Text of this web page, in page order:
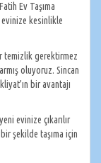
Ev Taşıma
evinize kesinlikle
temizlik gerektirmez
oluyoruz. Sincan
bir avantajı
evinize çıkarılır
şekilde taşıma için